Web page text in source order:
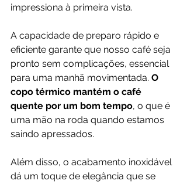
impressiona à primeira vista.
A capacidade de preparo rápido e
eficiente garante que nosso café seja
pronto sem complicações, essencial
para uma manhã movimentada. O
copo térmico mantém o café
quente por um bom tempo, o que é
uma mão na roda quando estamos
saindo apressados.
Além disso, o acabamento inoxidável
dá um toque de elegância que se